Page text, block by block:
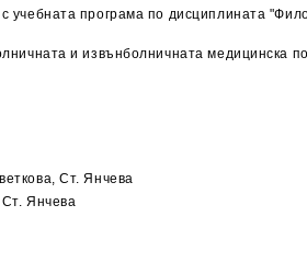
програма по дисциплината
и извънболничната медицинска
Ст. Янчева
Янчева